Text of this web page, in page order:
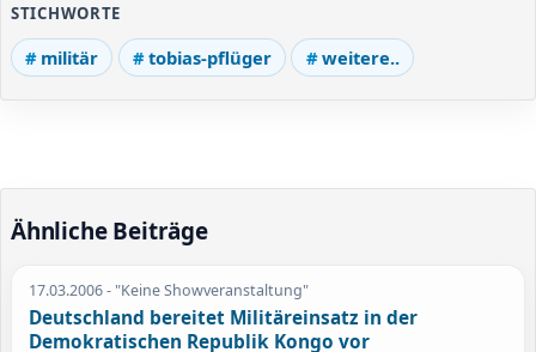
STICHWORTE
militär tobias-pflüger weitere..
Ähnliche Beiträge
17.03.2006- "Keine Showveranstaltung"
Deutschland bereitet Militäreinsatz in der
Demokratischen Republik Kongo vor